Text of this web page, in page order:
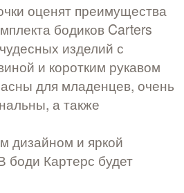
оценят преимущества
бодиков Carters
изделий с
и коротким рукавом
для младенцев, очень
а также
дизайном и яркой
боди Картерс будет